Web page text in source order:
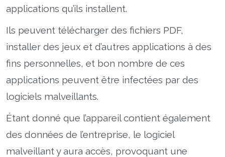
applications qu’ils installent.
Ils peuvent télécharger des fichiers PDF,
installer des jeux et d’autres applications à des
fins personnelles, et bon nombre de ces
applications peuvent être infectées par des
logiciels malveillants.
Étant donné que l’appareil contient également
des données de l’entreprise, le logiciel
malveillant y aura accès, provoquant une